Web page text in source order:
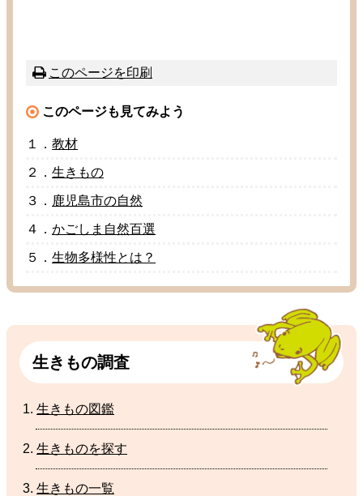
このページを印刷
このページも 見てみよう
１． 教材
２． 生きもの
３． 鹿児島市の自然
４． かごしま 自然百選
５． 生物多様性とは？
生きもの調査
生きもの図鑑
生きものを探す
生きもの一覧